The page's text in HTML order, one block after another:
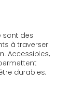
sont des
à traverser
Accessibles,
durables.